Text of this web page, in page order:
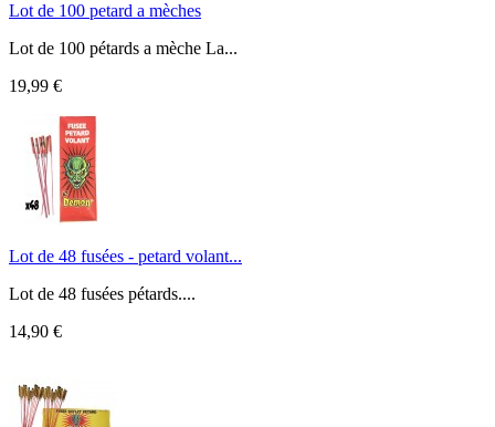
Lot de 100 petard a mèches
Lot de 100 pétards a mèche La...
19,99 €
Lot de 48 fusées - petard volant...
Lot de 48 fusées pétards....
14,90 €